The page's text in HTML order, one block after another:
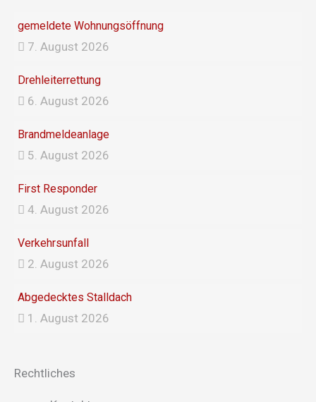
k
gemeldete Wohnungsöffnung
7. August 2026
Drehleiterrettung
6. August 2026
Brandmeldeanlage
5. August 2026
First Responder
4. August 2026
Verkehrsunfall
2. August 2026
Abgedecktes Stalldach
1. August 2026
Rechtliches